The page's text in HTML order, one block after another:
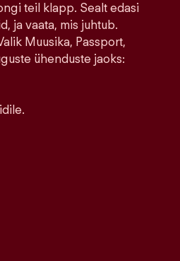
teil klapp. Sealt edasi
ja vaata, mis juhtub.
Muusika, Passport,
ühenduste jaoks: